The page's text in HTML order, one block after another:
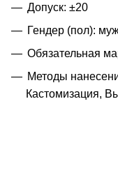
Допуск: ±20
Гендер (пол):
Обязательная
Методы
Кастомизация,